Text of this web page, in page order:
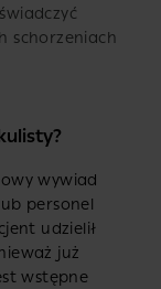
schorzeniach
wywiad
personel
udzielił
już
wstępne